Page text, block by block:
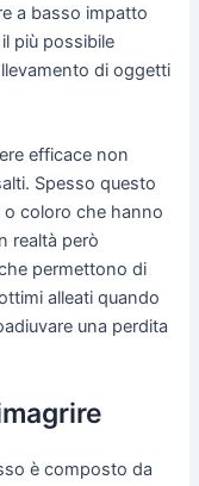
a basso impatto
più possibile
di oggetti
efficace non
Spesso questo
coloro che hanno
realtà però
permettono di
alleati quando
una perdita
è composto da